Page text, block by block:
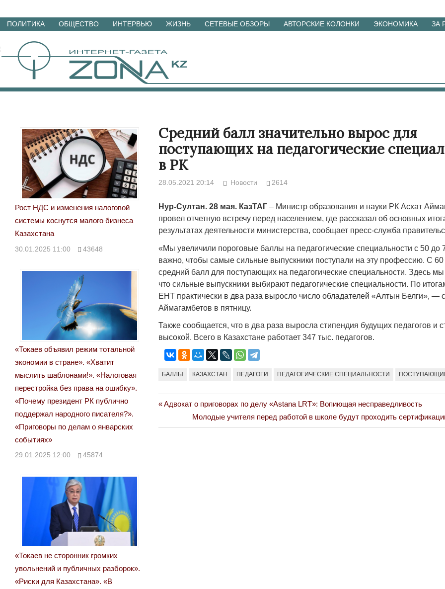
Перейти
материалам
ПОЛИТИКА ОБЩЕСТВО ИНТЕРВЬЮ ЖИЗНЬ СЕТЕВЫЕ ОБЗОРЫ АВТОРСКИЕ КОЛОНКИ ЭКОНОМИКА ЗА
Средний балл значительно вырос для
поступающих на педагогические
в РК
28.05.2021 20:14 Новости 2614
Нур-Султан. 28 мая. КазТАГ – Министр образования и науки РК Асхат
провел отчетную встречу перед населением, где рассказал об основных
результатах деятельности министерства, сообщает пресс-служба
«Мы увеличили пороговые баллы на педагогические специальности с 50 до
важно, чтобы самые сильные выпускники поступали на эту профессию. С
средний балл для поступающих на педагогические специальности. Здесь
что сильные выпускники выбирают педагогические специальности. По
ЕНТ практически в два раза выросло число обладателей «Алтын Белги», —
Аймагамбетов в пятницу.
Также сообщается, что в два раза выросла стипендия будущих педагогов и
высокой. Всего в Казахстане работает 347 тыс. педагогов.
БАЛЛЫ КАЗАХСТАН ПЕДАГОГИ ПЕДАГОГИЧЕСКИЕ СПЕЦИАЛЬНОСТИ
Навигация
по
Previous
Адвокат о приговорах по делу «Astana LRT»: Вопиющая несправедливость
Next
Post:
Молодые учителя перед работой в школе будут проходить
Рост НДС и изменения налоговой
системы коснутся малого бизнеса
Казахстана
30.01.2025 11:00 43648
«Токаев объявил режим тотальной
экономии в стране». «Хватит
мыслить шаблонами!». «Налоговая
перестройка без права на ошибку».
«Почему президент РК публично
поддержал народного писателя?».
«Приговоры по делам о январских
событиях»
29.01.2025 12:00 45874
«Токаев не сторонник громких
увольнений и публичных разборок».
«Риски для Казахстана». «В
Народ выбрал
17.10.2024